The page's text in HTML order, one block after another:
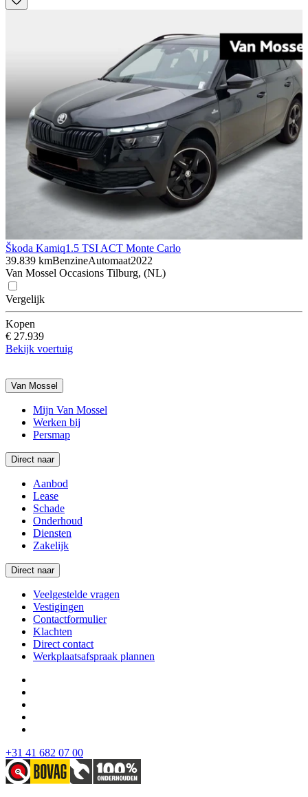
Škoda Kamiq1.5 TSI ACT Monte Carlo
39.839 kmBenzineAutomaat2022
Van Mossel Occasions Tilburg, (NL)
Vergelijk
Kopen
€ 27.939
Bekijk voertuig
Van Mossel
Mijn Van Mossel
Werken bij
Persmap
Direct naar
Aanbod
Lease
Schade
Onderhoud
Diensten
Zakelijk
Direct naar
Veelgestelde vragen
Vestigingen
Contactformulier
Klachten
Direct contact
Werkplaatsafspraak plannen
+31 41 682 07 00